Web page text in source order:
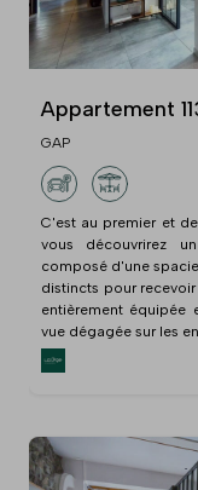
Appartement
GAP
C'est au premier et
vous découvrirez
composé d'une
distincts pour
entièrement équipée
vue dégagée sur les